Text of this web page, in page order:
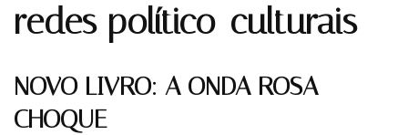
redes político-culturais
NOVO LIVRO: A ONDA ROSA-
CHOQUE